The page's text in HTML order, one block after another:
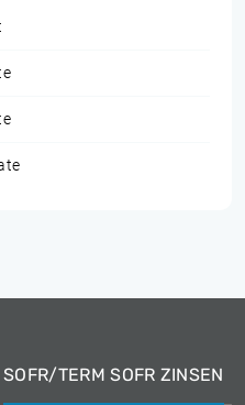
SOFR/TERM SOFR ZINSEN